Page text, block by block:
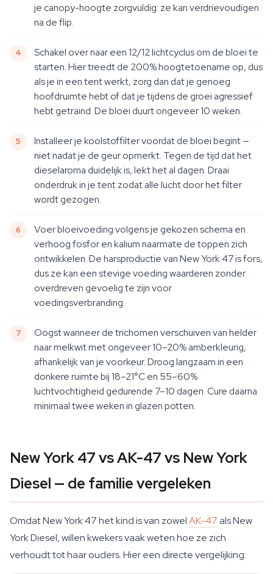
je canopy-hoogte zorgvuldig: ze kan verdrievoudigen
na de flip.
Schakel over naar een 12/12 lichtcyclus om de bloei te
starten. Hier treedt de 200% hoogtetoename op, dus
als je in een tent werkt, zorg dan dat je genoeg
hoofdruimte hebt of dat je tijdens de groei agressief
hebt getraind. De bloei duurt ongeveer 10 weken.
Installeer je koolstoffilter voordat de bloei begint —
niet nadat je de geur opmerkt. Tegen de tijd dat het
dieselaroma duidelijk is, lekt het al dagen. Draai
onderdruk in je tent zodat alle lucht door het filter
wordt gezogen.
Voer bloeivoeding volgens je gekozen schema en
verhoog fosfor en kalium naarmate de toppen zich
ontwikkelen. De harsproductie van New York 47 is fors,
dus ze kan een stevige voeding waarderen zonder
overdreven gevoelig te zijn voor
voedingsverbranding.
Oogst wanneer de trichomen verschuiven van helder
naar melkwit met ongeveer 10–20% amberkleurig,
afhankelijk van je voorkeur. Droog langzaam in een
donkere ruimte bij 18–21°C en 55–60%
luchtvochtigheid gedurende 7–10 dagen. Cure daarna
minimaal twee weken in glazen potten.
New York 47 vs AK-47 vs New York
Diesel — de familie vergeleken
Omdat New York 47 het kind is van zowelAK-47als New
York Diesel, willen kwekers vaak weten hoe ze zich
verhoudt tot haar ouders. Hier een directe vergelijking: